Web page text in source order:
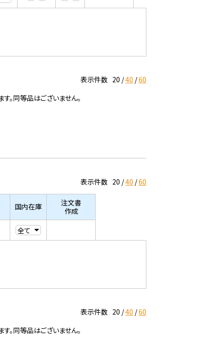
表示件数 20 40 60
。同等品はございません。
表示件数 20 40 60
国内在庫
注文書
作成
表示件数 20 40 60
。同等品はございません。